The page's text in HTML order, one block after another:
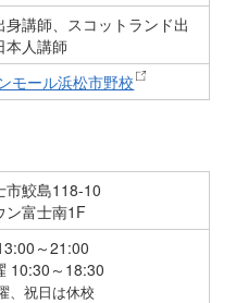
身講師、スコットランド出
本人講師
モール浜松市野校
市鮫島118-10
ン富士南1F
～21:00
10:30～18:30
、祝日は休校